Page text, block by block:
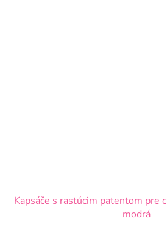
Kapsáče s rastúcim patentom pre
modrá